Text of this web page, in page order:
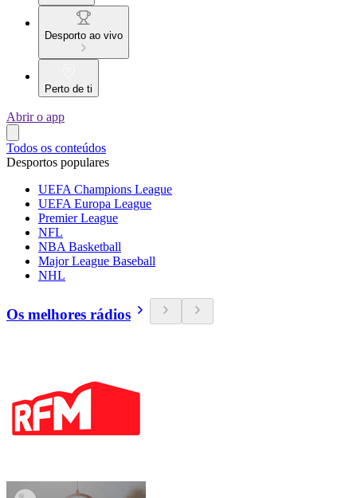
Desporto ao vivo
Perto de ti
Abrir o app
Todos os conteúdos
Desportos populares
UEFA Champions League
UEFA Europa League
Premier League
NFL
NBA Basketball
Major League Baseball
NHL
Os melhores rádios